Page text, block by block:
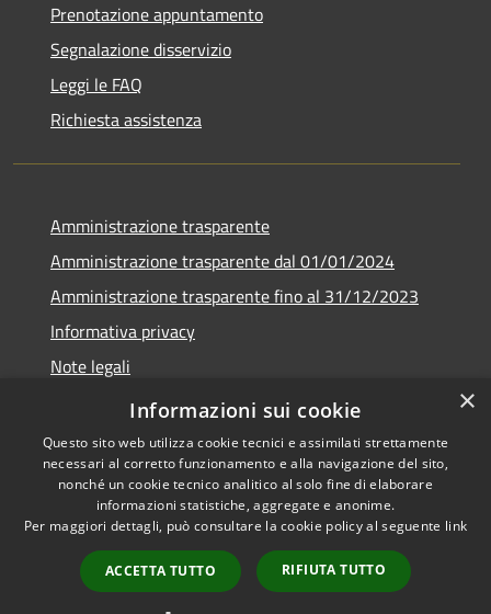
Prenotazione appuntamento
Segnalazione disservizio
Leggi le FAQ
Richiesta assistenza
Amministrazione trasparente
Amministrazione trasparente dal 01/01/2024
Amministrazione trasparente fino al 31/12/2023
Informativa privacy
Note legali
Dichiarazione di accessibilità
Accessibilità
Copyright © 2026 • Comune di
Soverzene • Powered by
Municipium•
Accesso
redazione
×
Informazioni sui cookie
Questo sito web utilizza cookie tecnici e assimilati strettamente
necessari al corretto funzionamento e alla navigazione del sito,
nonché un cookie tecnico analitico al solo fine di elaborare
informazioni statistiche, aggregate e anonime.
Per maggiori dettagli, può consultare la cookie policy al seguente link
ACCETTA TUTTO RIFIUTA TUTTO